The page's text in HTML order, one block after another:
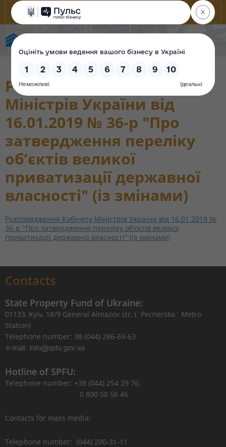
Розпорядження Кабінету
Міністрів України від
16.01.2019 № 36-р "Про
затвердження переліку
об’єктів великої
приватизації державної
власності" (із змінами)
Розпорядження Кабінету Міністрів України від 16.01.2019 №
36-р "Про затвердження переліку об’єктів великої
приватизації державної власності" (із змінами)
Contacts
State Property Fund of Ukraine:
01133, Kyiv, 18/9 General Almazov str. (`Pecherska` Metro
Station)
Telephone number: 38 (044) 286-69-63
Hotline of SPFU:
Telephone number: +38 (044) 254 29 76;
0 800 50 56 46
Contacts for mass media:
Telephone number: (044) 200-31-11